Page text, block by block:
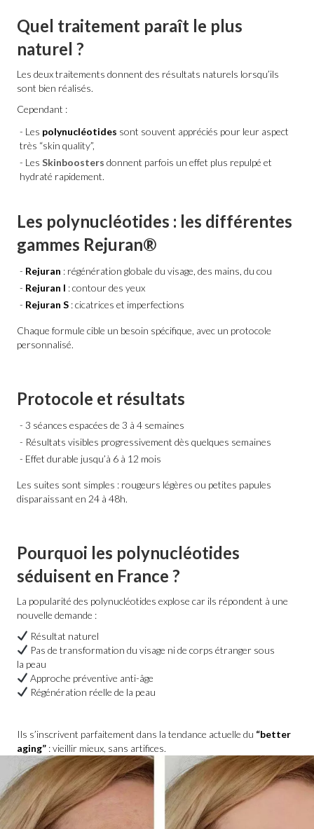
Quel traitement paraît le plus
naturel ?
Les deux traitements donnent des résultats naturels lorsqu’ils
sont bien réalisés.
Cependant :
Les polynucléotides sont souvent appréciés pour leur aspect
très “skin quality”,
Les Skinboosters donnent parfois un effet plus repulpé et
hydraté rapidement.
Les polynucléotides : les différentes
gammes Rejuran®
Rejuran : régénération globale du visage, des mains, du cou
Rejuran I : contour des yeux
Rejuran S : cicatrices et imperfections
Chaque formule cible un besoin spécifique, avec un protocole
personnalisé.
Protocole et résultats
3 séances espacées de 3 à 4 semaines
Résultats visibles progressivement dès quelques semaines
Effet durable jusqu’à 6 à 12 mois
Les suites sont simples : rougeurs légères ou petites papules
disparaissant en 24 à 48h.
Pourquoi les polynucléotides
séduisent en France ?
La popularité des polynucléotides explose car ils répondent à une
nouvelle demande :
Résultat naturel
Pas de transformation du visage ni de corps étranger sous
la peau
Approche préventive anti-âge
Régénération réelle de la peau
Ils s’inscrivent parfaitement dans la tendance actuelle du “better
aging” : vieillir mieux, sans artifices.